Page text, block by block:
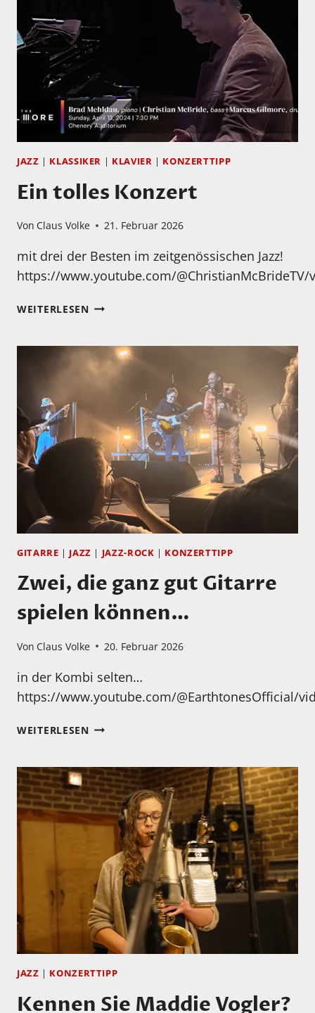
JAZZ | KLASSIKER | KLAVIER | KONZERTTIPP
Ein tolles Konzert
Von Claus Volke 21. Februar 2026
mit drei der Besten im zeitgenössischen Jazz!
https://www.youtube.com/@ChristianMcBrideTV/
WEITERLESENEIN
GITARRE | JAZZ | JAZZ-ROCK | KONZERTTIPP
Zwei, die ganz gut Gitarre
spielen können…
Von Claus Volke 20. Februar 2026
in der Kombi selten…
https://www.youtube.com/@EarthtonesOfficial/
WEITERLESENZWEI,
GUT
GITARRE
SPIELEN
KÖNNEN…
JAZZ | KONZERTTIPP
Kennen Sie Maddie Vogler?